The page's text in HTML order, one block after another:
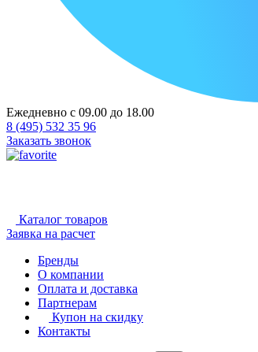
Ежедневно с 09.00 до 18.00
8 (495) 532 35 96
Заказать звонок
Каталог товаров
Заявка на расчет
Бренды
О компании
Оплата и доставка
Партнерам
Купон на скидку
Контакты